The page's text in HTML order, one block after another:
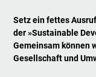
Setz ein fettes
der »Sustainable
Gemeinsam können
Gesellschaft und